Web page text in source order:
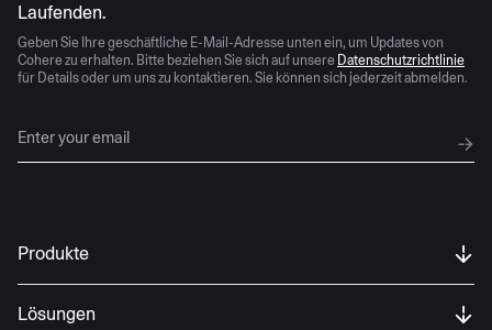
Laufenden.
Geben Sie Ihre geschäftliche E-Mail-Adresse unten ein, um Updates von
Cohere zu erhalten. Bitte beziehen Sie sich auf unsere Datenschutzrichtlinie
für Details oder um uns zu kontaktieren. Sie können sich jederzeit abmelden.
Produkte
Lösungen